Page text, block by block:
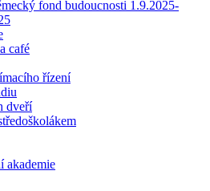
fond budoucnosti 1.9.2025-
café
řízení
dveří
akademie